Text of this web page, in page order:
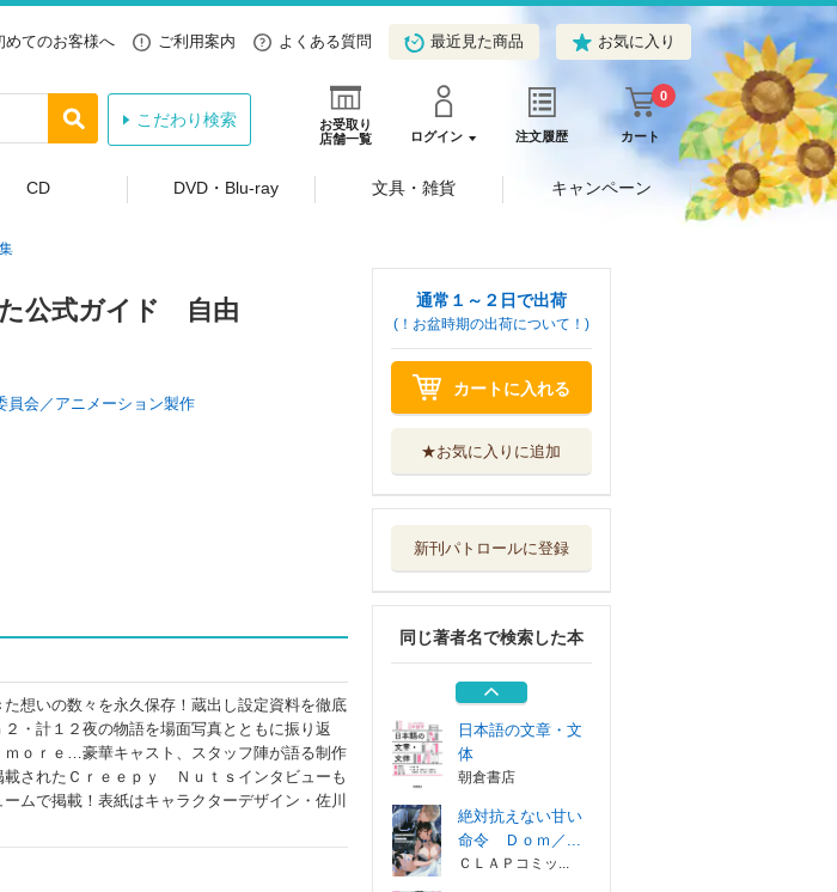
めてのお客様へ ご利用案内 よくある質問 最近見た商品 お気に入り
お受取り
店舗一覧
ログイン 注文履歴 カート
0
こだわり検索
CD DVD・Blu-ray 文具・雑貨 キャンペーン
公式ガイド 自由
会／アニメーション製作
想いの数々を永久保存！蔵出し設定資料を徹底
・計１２夜の物語を場面写真とともに振り返
ｏｒｅ…豪華キャスト、スタッフ陣が語る制作
されたＣｒｅｅｐｙ Ｎｕｔｓインタビューも
ムで掲載！表紙はキャラクターデザイン・佐川
通常１～２日で出荷
(！お盆時期の出荷について！)
カートに入れる
★お気に入りに追加
新刊パトロールに登録
同じ著者名で検索した本
絶対抗えない甘い
命令 Ｄｏｍ／...
よふかしのうた
小学館
自動車保険約款コ
ンメンタール １
保険毎日新聞社
日本語の文章・文
体
朝倉書店
絶対抗えない甘い
命令 Ｄｏｍ／...
ＣＬＡＰコミッ...